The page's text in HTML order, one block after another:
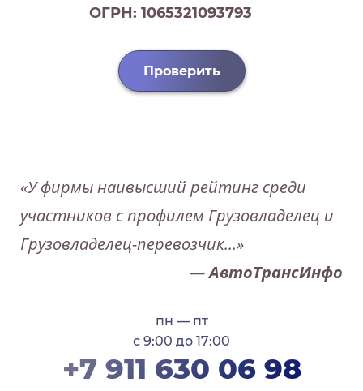
ОГРН: 1065321093793
Проверить
«У фирмы наивысший рейтинг среди
участников с профилем Грузовладелец и
Грузовладелец-перевозчик...»
— АвтоТрансИнфо
пн — пт
с 9:00 до 17:00
+7 911 630 06 98